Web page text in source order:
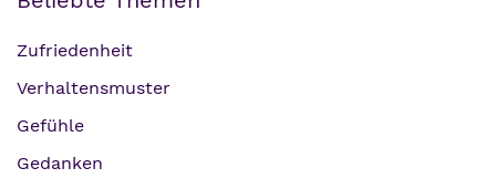
Zufriedenheit
Verhaltensmuster
Gefühle
Gedanken